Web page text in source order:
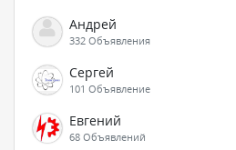
Андрей
332 Объявления
Сергей
101 Объявление
Евгений
68 Объявлений